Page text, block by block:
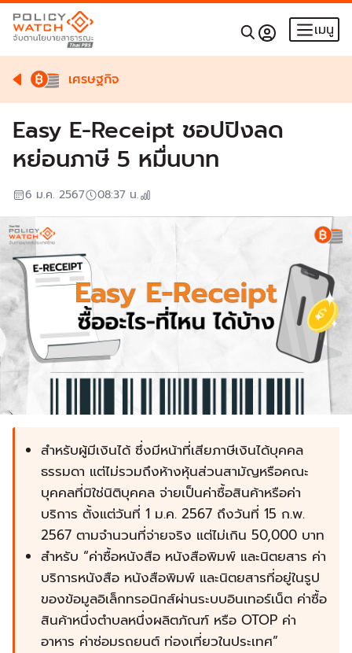
เมนู
เศรษฐกิจ
Easy E-Receipt ชอปปิงลด
หย่อนภาษี 5 หมื่นบาท
6 ม.ค. 2567 08:37 น.
สำหรับผู้มีเงินได้ ซึ่งมีหน้าที่เสียภาษีเงินได้บุคคล
ธรรมดา แต่ไม่รวมถึงห้างหุ้นส่วนสามัญหรือคณะ
บุคคลที่มิใช่นิติบุคคล จ่ายเป็นค่าซื้อสินค้าหรือค่า
บริการ ตั้งแต่วันที่ 1 ม.ค. 2567 ถึงวันที่ 15 ก.พ.
2567 ตามจำนวนที่จ่ายจริง แต่ไม่เกิน 50,000 บาท
สำหรับ “ค่าซื้อหนังสือ หนังสือพิมพ์ และนิตยสาร ค่า
บริการหนังสือ หนังสือพิมพ์ และนิตยสารที่อยู่ในรูป
ของข้อมูลอิเล็กทรอนิกส์ผ่านระบบอินเทอร์เน็ต ค่าซื้อ
สินค้าหนึ่งตำบลหนึ่งผลิตภัณฑ์ หรือ OTOP ค่า
อาหาร ค่าซ่อมรถยนต์ ท่องเที่ยวในประเทศ”